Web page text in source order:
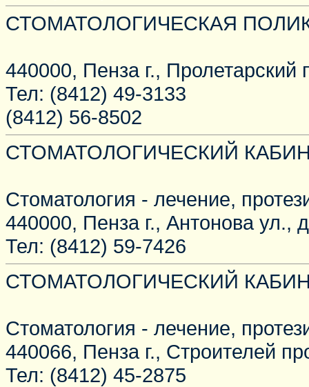
СТОМАТОЛОГИЧЕСКАЯ
440000, Пенза г., Пролетарский
Тел: (8412) 49-3133
(8412) 56-8502
СТОМАТОЛОГИЧЕСКИЙ
Стоматология - лечение,
440000, Пенза г., Антонова ул.,
Тел: (8412) 59-7426
СТОМАТОЛОГИЧЕСКИЙ
Стоматология - лечение,
440066, Пенза г., Строителей
Тел: (8412) 45-2875